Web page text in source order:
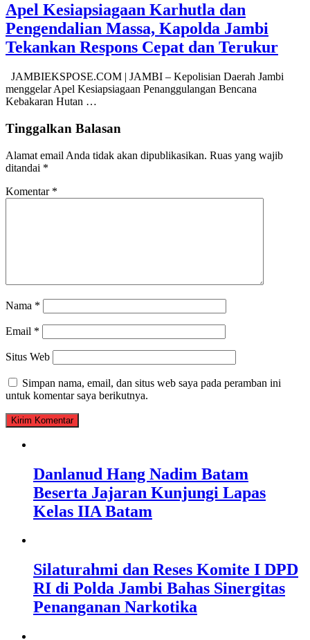
Apel Kesiapsiagaan Karhutla dan
Pengendalian Massa, Kapolda Jambi
Tekankan Respons Cepat dan Terukur
JAMBIEKSPOSE.COM | JAMBI – Kepolisian Daerah Jambi
menggelar Apel Kesiapsiagaan Penanggulangan Bencana
Kebakaran Hutan …
Tinggalkan Balasan
Alamat email Anda tidak akan dipublikasikan. Ruas yang wajib
ditandai *
Komentar *
Nama *
Email *
Situs Web
Simpan nama, email, dan situs web saya pada peramban ini
untuk komentar saya berikutnya.
Danlanud Hang Nadim Batam
Beserta Jajaran Kunjungi Lapas
Kelas IIA Batam
Silaturahmi dan Reses Komite I DPD
RI di Polda Jambi Bahas Sinergitas
Penanganan Narkotika